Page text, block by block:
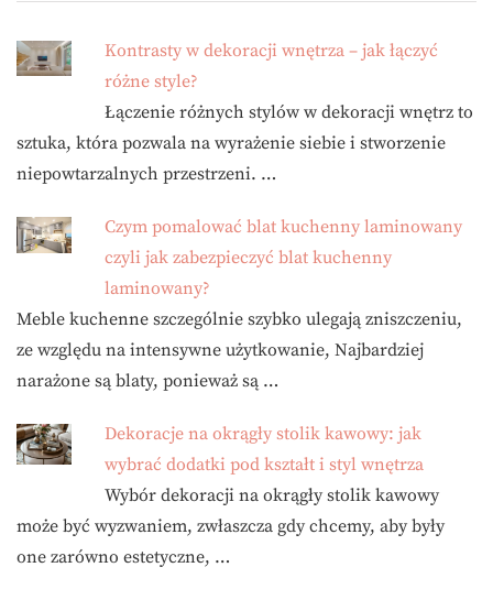
Kontrasty w dekoracji wnętrza – jak łączyć
różne style?
Łączenie różnych stylów w dekoracji wnętrz to
sztuka, która pozwala na wyrażenie siebie i stworzenie
niepowtarzalnych przestrzeni. …
Czym pomalować blat kuchenny laminowany
czyli jak zabezpieczyć blat kuchenny
laminowany?
Meble kuchenne szczególnie szybko ulegają zniszczeniu,
ze względu na intensywne użytkowanie, Najbardziej
narażone są blaty, ponieważ są …
Dekoracje na okrągły stolik kawowy: jak
wybrać dodatki pod kształt i styl wnętrza
Wybór dekoracji na okrągły stolik kawowy
może być wyzwaniem, zwłaszcza gdy chcemy, aby były
one zarówno estetyczne, …